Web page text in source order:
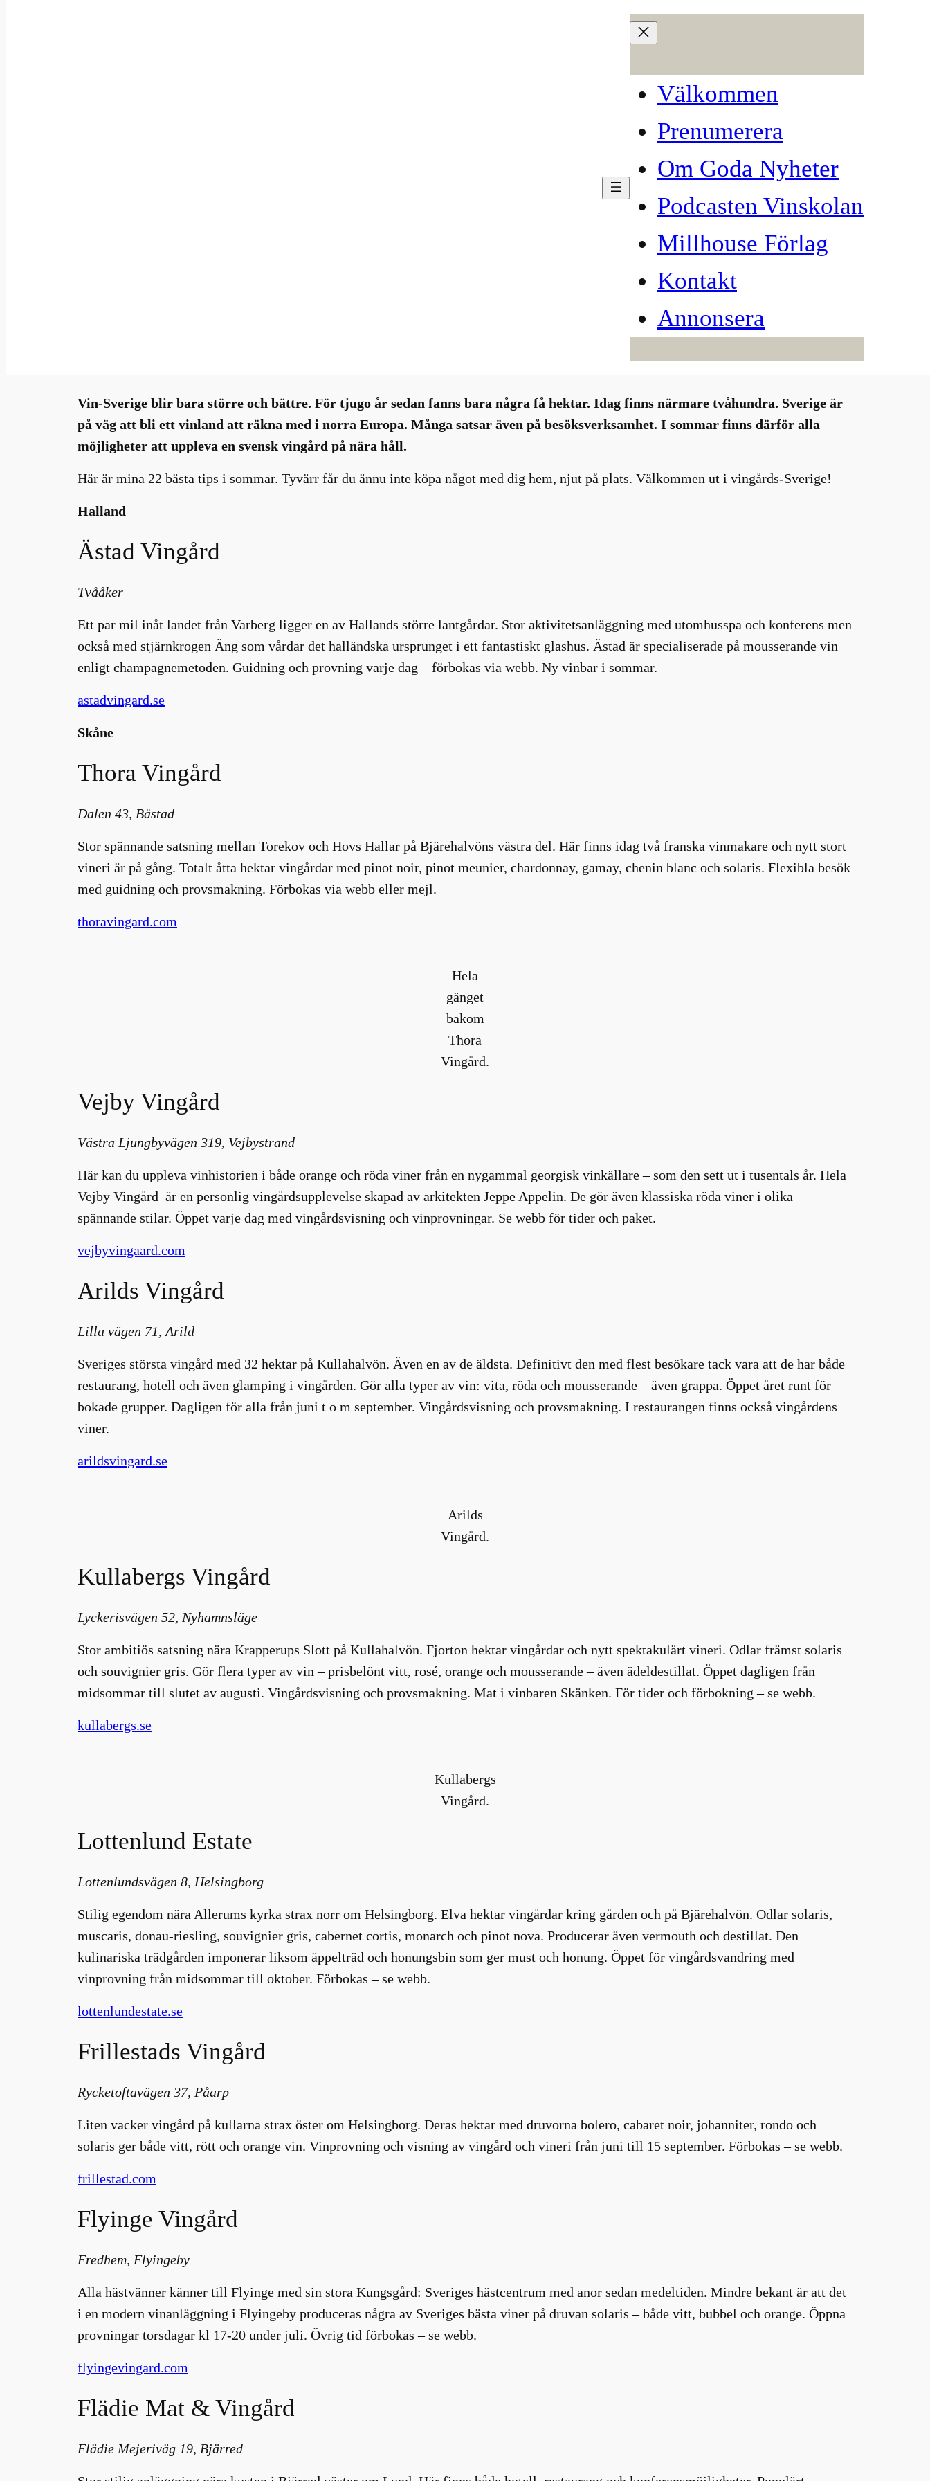
Välkommen
Prenumerera
Om Goda Nyheter
Podcasten Vinskolan
Millhouse Förlag
Kontakt
Annonsera
Vin-Sverige blir bara större och bättre. För tjugo år sedan fanns bara några få hektar. Idag finns närmare tvåhundra. Sverige är
på väg att bli ett vinland att räkna med i norra Europa. Många satsar även på besöksverksamhet. I sommar finns därför alla
möjligheter att uppleva en svensk vingård på nära håll.
Här är mina 22 bästa tips i sommar. Tyvärr får du ännu inte köpa något med dig hem, njut på plats. Välkommen ut i vingårds-Sverige!
Halland
Ästad Vingård
Tvååker
Ett par mil inåt landet från Varberg ligger en av Hallands större lantgårdar. Stor aktivitetsanläggning med utomhusspa och konferens men
också med stjärnkrogen Äng som vårdar det halländska ursprunget i ett fantastiskt glashus. Ästad är specialiserade på mousserande vin
enligt champagnemetoden. Guidning och provning varje dag – förbokas via webb. Ny vinbar i sommar.
astadvingard.se
Skåne
Thora Vingård
Dalen 43, Båstad
Stor spännande satsning mellan Torekov och Hovs Hallar på Bjärehalvöns västra del. Här finns idag två franska vinmakare och nytt stort
vineri är på gång. Totalt åtta hektar vingårdar med pinot noir, pinot meunier, chardonnay, gamay, chenin blanc och solaris. Flexibla besök
med guidning och provsmakning. Förbokas via webb eller mejl.
thoravingard.com
Hela
gänget
bakom
Thora
Vingård.
Vejby Vingård
Västra Ljungbyvägen 319, Vejbystrand
Här kan du uppleva vinhistorien i både orange och röda viner från en nygammal georgisk vinkällare – som den sett ut i tusentals år. Hela
Vejby Vingård är en personlig vingårdsupplevelse skapad av arkitekten Jeppe Appelin. De gör även klassiska röda viner i olika
spännande stilar. Öppet varje dag med vingårdsvisning och vinprovningar. Se webb för tider och paket.
vejbyvingaard.com
Arilds Vingård
Lilla vägen 71, Arild
Sveriges största vingård med 32 hektar på Kullahalvön. Även en av de äldsta. Definitivt den med flest besökare tack vara att de har både
restaurang, hotell och även glamping i vingården. Gör alla typer av vin: vita, röda och mousserande – även grappa. Öppet året runt för
bokade grupper. Dagligen för alla från juni t o m september. Vingårdsvisning och provsmakning. I restaurangen finns också vingårdens
viner.
arildsvingard.se
Arilds
Vingård.
Kullabergs Vingård
Lyckerisvägen 52, Nyhamnsläge
Stor ambitiös satsning nära Krapperups Slott på Kullahalvön. Fjorton hektar vingårdar och nytt spektakulärt vineri. Odlar främst solaris
och souvignier gris. Gör flera typer av vin – prisbelönt vitt, rosé, orange och mousserande – även ädeldestillat. Öppet dagligen från
midsommar till slutet av augusti. Vingårdsvisning och provsmakning. Mat i vinbaren Skänken. För tider och förbokning – se webb.
kullabergs.se
Kullabergs
Vingård.
Lottenlund Estate
Lottenlundsvägen 8, Helsingborg
Stilig egendom nära Allerums kyrka strax norr om Helsingborg. Elva hektar vingårdar kring gården och på Bjärehalvön. Odlar solaris,
muscaris, donau-riesling, souvignier gris, cabernet cortis, monarch och pinot nova. Producerar även vermouth och destillat. Den
kulinariska trädgården imponerar liksom äppelträd och honungsbin som ger must och honung. Öppet för vingårdsvandring med
vinprovning från midsommar till oktober. Förbokas – se webb.
lottenlundestate.se
Frillestads Vingård
Rycketoftavägen 37, Påarp
Liten vacker vingård på kullarna strax öster om Helsingborg. Deras hektar med druvorna bolero, cabaret noir, johanniter, rondo och
solaris ger både vitt, rött och orange vin. Vinprovning och visning av vingård och vineri från juni till 15 september. Förbokas – se webb.
frillestad.com
Flyinge Vingård
Fredhem, Flyingeby
Alla hästvänner känner till Flyinge med sin stora Kungsgård: Sveriges hästcentrum med anor sedan medeltiden. Mindre bekant är att det
i en modern vinanläggning i Flyingeby produceras några av Sveriges bästa viner på druvan solaris – både vitt, bubbel och orange. Öppna
provningar torsdagar kl 17-20 under juli. Övrig tid förbokas – se webb.
flyingevingard.com
Flädie Mat & Vingård
Flädie Mejeriväg 19, Bjärred